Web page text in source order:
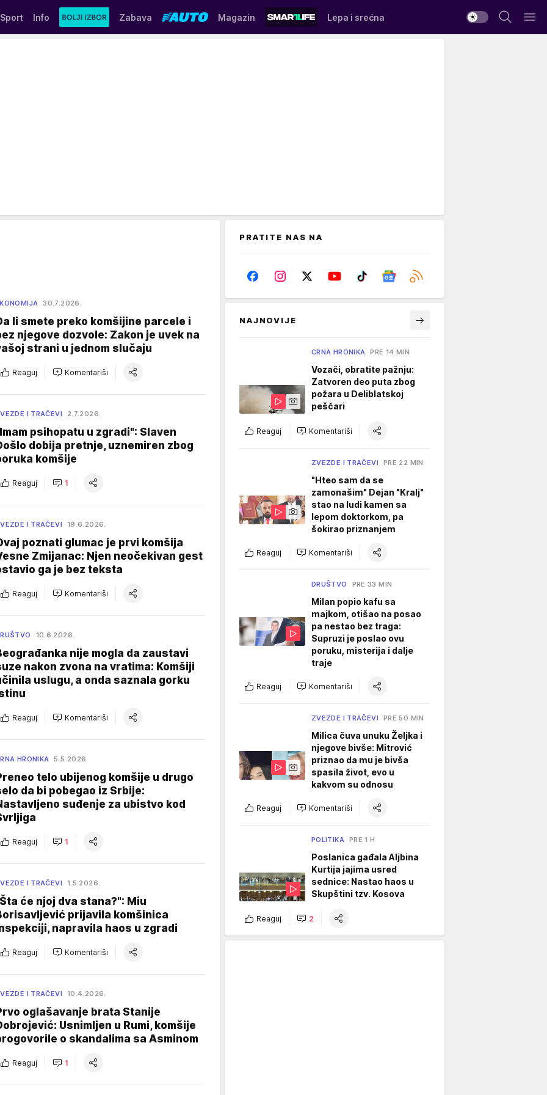
Sport Info Zabava Magazin Lepa i srećna
30.7.2026.
li smete preko komšijine parcele i
njegove dozvole: Zakon je uvek na
strani u jednom slučaju
Reaguj Komentariši
I TRAČEVI 2.7.2026.
psihopatu u zgradi": Slaven
dobija pretnje, uznemiren zbog
komšije
Reaguj 1
I TRAČEVI 19.6.2026.
poznati glumac je prvi komšija
Zmijanac: Njen neočekivan gest
ga je bez teksta
Reaguj Komentariši
10.6.2026.
nije mogla da zaustavi
nakon zvona na vratima: Komšiji
uslugu, a onda saznala gorku
Reaguj Komentariši
HRONIKA 5.5.2026.
telo ubijenog komšije u drugo
da bi pobegao iz Srbije:
suđenje za ubistvo kod
Reaguj 1
I TRAČEVI 1.5.2026.
će njoj dva stana?": Miu
prijavila komšinica
napravila haos u zgradi
Reaguj Komentariši
I TRAČEVI 10.4.2026.
oglašavanje brata Stanije
Usnimljen u Rumi, komšije
o skandalima sa Asminom
Reaguj 1
PRATITE NAS NA
NAJNOVIJE
CRNA HRONIKA PRE 14 MIN
Vozači, obratite pažnju:
Zatvoren deo puta zbog
požara u Deliblatskoj
peščari
Reaguj Komentariši
ZVEZDE I TRAČEVI PRE 22 MIN
"Hteo sam da se
zamonašim" Dejan "Kralj"
stao na ludi kamen sa
lepom doktorkom, pa
šokirao priznanjem
Reaguj Komentariši
DRUŠTVO PRE 33 MIN
Milan popio kafu sa
majkom, otišao na posao
pa nestao bez traga:
Supruzi je poslao ovu
poruku, misterija i dalje
traje
Reaguj Komentariši
ZVEZDE I TRAČEVI PRE 50 MIN
Milica čuva unuku Željka i
njegove bivše: Mitrović
priznao da mu je bivša
spasila život, evo u
kakvom su odnosu
Reaguj Komentariši
POLITIKA PRE 1 H
Poslanica gađala Aljbina
Kurtija jajima usred
sednice: Nastao haos u
Skupštini tzv. Kosova
Reaguj 2